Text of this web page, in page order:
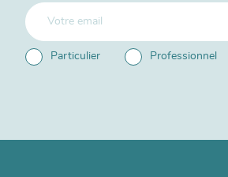
Particulier Professionnel